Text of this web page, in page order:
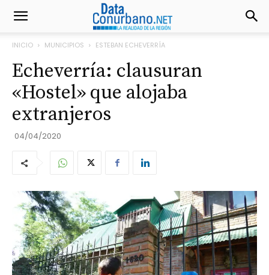
INICIO MUNICIPIOS ESTEBAN ECHEVERRÍA
Echeverría: clausuran
«Hostel» que alojaba
extranjeros
04/04/2020